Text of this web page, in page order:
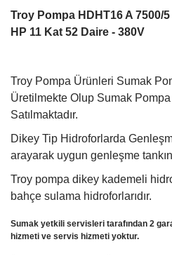
Troy Pompa HDHT16 A 7500/
HP 11 Kat 52 Daire - 380V
Troy Pompa Ürünleri Sumak
Üretilmekte Olup Sumak
Satılmaktadır.
Dikey Tip Hidroforlarda
arayarak uygun genleşme
Troy pompa dikey kademeli
bahçe sulama hidroforlarıdır.
Sumak yetkili servisleri tarafından 2
hizmeti ve servis hizmeti yoktur.